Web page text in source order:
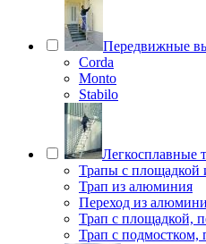
Передвижные
Corda
Monto
Stabilo
Легкосплавные
Трапы с площадкой
Трап из алюминия
Переход из
Трап с площадкой,
Трап с